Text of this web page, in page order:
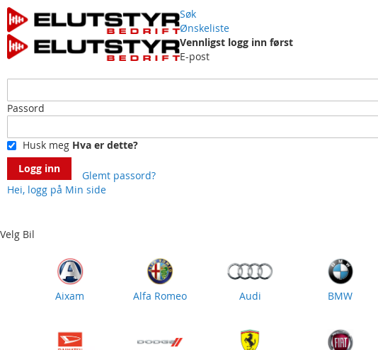
Søk
Ønskeliste
Vennligst logg inn først
E-post
Passord
Husk meg Hva er dette?
Logg inn
Glemt passord?
Hei, logg på Min side
Content
Velg Bil
Aixam Alfa Romeo Audi BMW